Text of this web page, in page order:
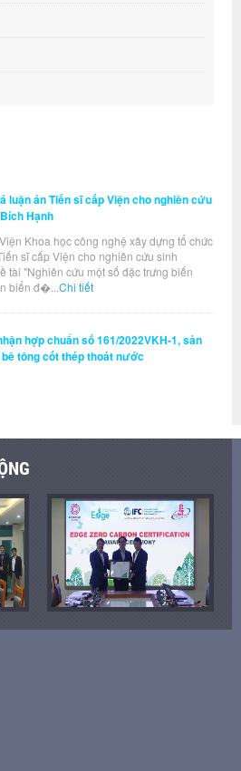
luận án Tiến sĩ cấp Viện cho nghiên cứu
Hạnh
Khoa học công nghệ xây dựng tổ chức
sĩ cấp Viện cho nghiên cứu sinh
tài "Nghiên cứu một số đặc trưng biến
biển đ�... Chi tiết
hợp chuẩn số 161/2022VKH-1, sản
tông cốt thép thoát nước